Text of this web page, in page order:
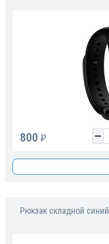
800 ₽
Рюкзак складной синий